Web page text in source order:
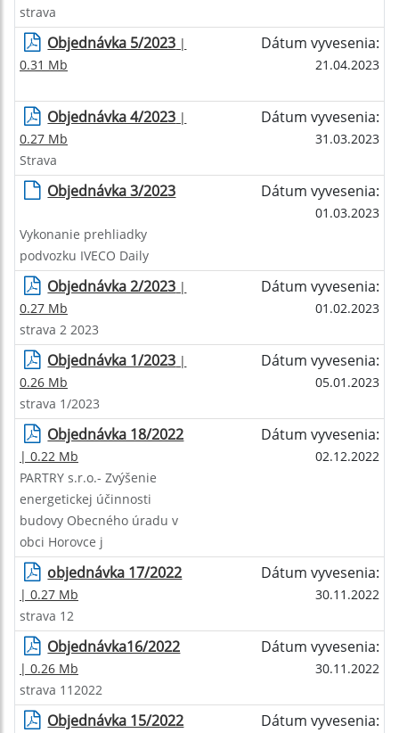
strava
Objednávka 5/2023 |
0.31 Mb
Dátum vyvesenia:
21.04.2023
Objednávka 4/2023 |
0.27 Mb
Dátum vyvesenia:
31.03.2023
Strava
Objednávka 3/2023 Dátum vyvesenia:
01.03.2023
Vykonanie prehliadky
podvozku IVECO Daily
Objednávka 2/2023 |
0.27 Mb
Dátum vyvesenia:
01.02.2023
strava 2 2023
Objednávka 1/2023 |
0.26 Mb
Dátum vyvesenia:
05.01.2023
strava 1/2023
Objednávka 18/2022
| 0.22 Mb
Dátum vyvesenia:
02.12.2022
PARTRY s.r.o.- Zvýšenie
energetickej účinnosti
budovy Obecného úradu v
obci Horovce j
objednávka 17/2022
| 0.27 Mb
Dátum vyvesenia:
30.11.2022
strava 12
Objednávka16/2022
| 0.26 Mb
Dátum vyvesenia:
30.11.2022
strava 112022
Objednávka 15/2022 Dátum vyvesenia: